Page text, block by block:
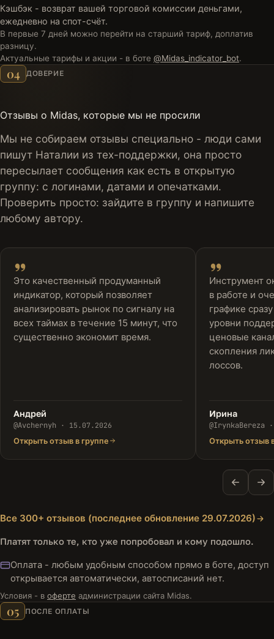
Кэшбэк - возврат вашей торговой комиссии деньгами,
ежедневно на спот-счёт.
В первые 7 дней можно перейти на старший тариф, доплатив
разницу.
Актуальные тарифы и акции - в боте @Midas_indicator_bot.
04 ДОВЕРИЕ
Отзывы о Midas, которые мы не просили
Мы не собираем отзывы специально - люди сами
пишут Наталии из тех-поддержки, она просто
пересылает сообщения как есть в открытую
группу: с логинами, датами и опечатками.
Проверить просто: зайдите в группу и напишите
любому автору.
Это качественный продуманный
индикатор, который позволяет
анализировать рынок по сигналу на
всех таймах в течение 15 минут, что
существенно экономит время.
Андрей
@Avchernyh· 15.07.2026
Открыть отзыв в группе
Инструмент
в работе и
графике
уровни
ценовые
скопления
лоссов.
Ирина
@IrynkaBereza
Открыть отзыв
Все 300+ отзывов (последнее обновление 29.07.2026)
Платят только те, кто уже попробовал и кому подошло.
Оплата - любым удобным способом прямо в боте, доступ
открывается автоматически, автосписаний нет.
Условия - в оферте администрации сайта Midas.
05 ПОСЛЕ ОПЛАТЫ